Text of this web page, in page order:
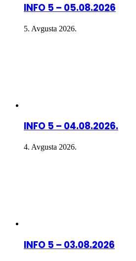
INFO 5 – 05.08.2026
5. Avgusta 2026.
INFO 5 – 04.08.2026.
4. Avgusta 2026.
INFO 5 – 03.08.2026